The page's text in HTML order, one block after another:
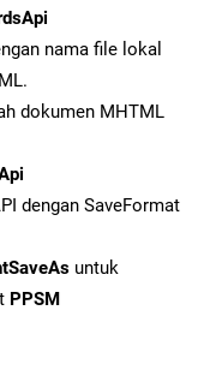
nama file lokal
dokumen MHTML
dengan SaveFormat
untuk
PPSM